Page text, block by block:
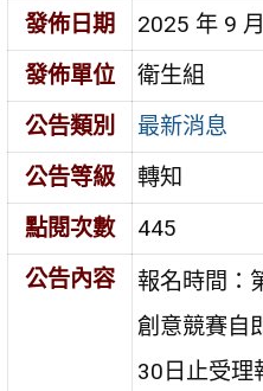
發佈日期
2025 年 9
發佈單位
衛生組
公告類別
最新消息
公告等級
轉知
點閱次數
445
公告內容
報名時間：
創意競賽自
30日止受理